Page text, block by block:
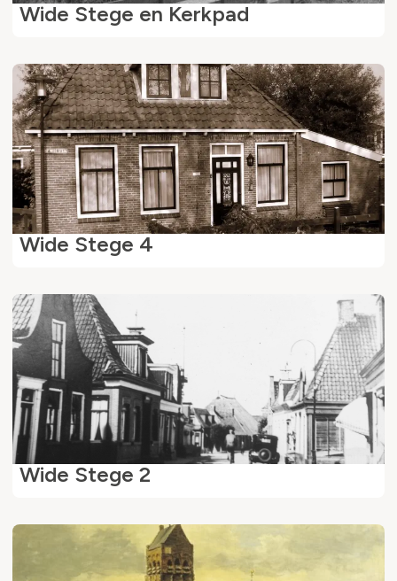
Wide Stege en Kerkpad
Wide Stege 4
Wide Stege 2